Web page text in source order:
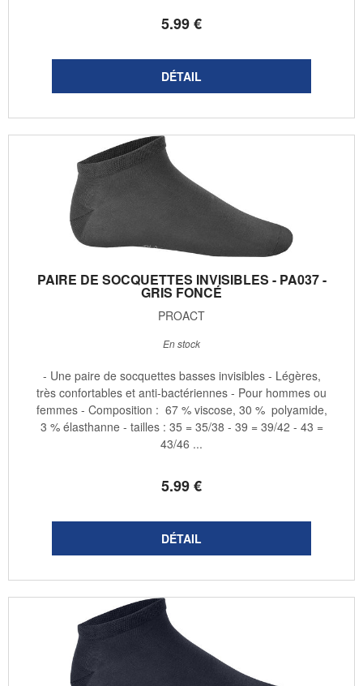
5.99€
PAIRE DE SOCQUETTES INVISIBLES - PA037 -
GRIS FONCÉ
PROACT
5.99€
En stock
- Une paire de socquettes basses invisibles - Légères,
très confortables et anti-bactériennes - Pour hommes ou
femmes - Composition : 67 % viscose, 30 % polyamide,
3 % élasthanne - tailles : 35 = 35/38 - 39 = 39/42 - 43 =
43/46 ...